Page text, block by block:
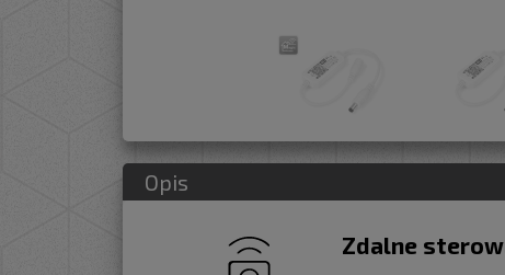
Opis
Zdalne